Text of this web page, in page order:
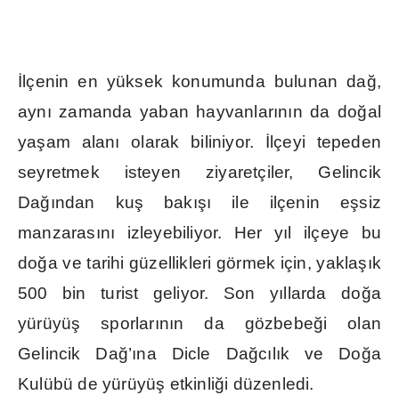
İ lçenin en yüksek konumunda bulunan dağ,
aynı zamanda yaban hayvanlarının da doğal
yaşam alanı olarak biliniyor. İ lçeyi tepeden
seyretmek isteyen ziyaretçiler, Gelincik
Dağından kuş bakışı ile ilçenin eşsiz
manzarasını izleyebiliyor. Her yı l ilçeye bu
doğa ve tarihi güzellikleri görmek için, yaklaşık
500 bin turist geliyor. Son yı llarda doğa
yürüyüş sporlarının da gözbebeği olan
Gelincik Dağ’ına Dicle Dağcı ık ve Doğa
Kulübü de yürüyüş etkinliği düzenledi.